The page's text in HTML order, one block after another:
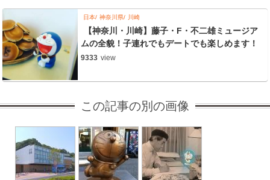
日本 神奈川県 川崎
【神奈川・川崎】藤子・F・不二雄ミュージア
ムの全貌！子連れでもデートでも楽しめます！
9333 view
この記事の別の画像